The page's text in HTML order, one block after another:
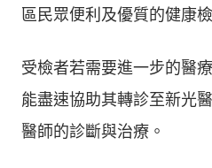
區民眾便利及優質的健康
受檢者若需要進一步的醫
能盡速協助其轉診至新光
醫師的診斷與治療。